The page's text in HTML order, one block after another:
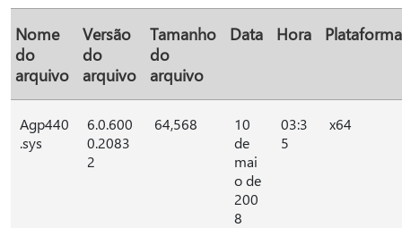
Nome
do
arquivo
Versão
do
arquivo
Tamanho
do
arquivo
Data Hora Plataforma
Agp440
.sys
6.0.600
0.2083
2
64,568
10
de
mai
o de
200
8
03:3
5
x64